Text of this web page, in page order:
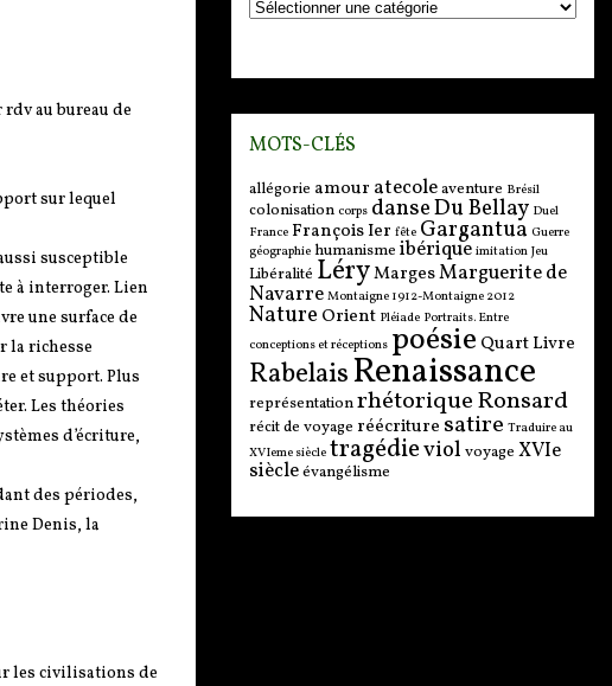
au bureau de
sur lequel
susceptible
à interroger. Lien
une surface de
la richesse
et support. Plus
Les théories
d’écriture,
des périodes,
Denis, la
les civilisations de
MOTS-CLÉS
allégorie amour atecoleaventure Brésil
colonisation corps danseDu Bellay Duel
France François Ier fête Gargantua Guerre
géographie humanisme ibérique imitation Jeu
Libéralité LéryMargesMarguerite de
Navarre Montaigne 1912-Montaigne 2012
Nature Orient Pléiade Portraits. Entre
conceptions et réceptions poésie Quart Livre
RabelaisRenaissance
représentationrhétoriqueRonsard
récit de voyage réécriture satire Traduire au
XVIeme siècle tragédieviol voyage XVIe
siècleévangélisme